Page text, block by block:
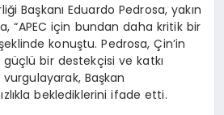
Başkanı Eduardo Pedrosa, yakın
“APEC için bundan daha kritik bir
konuştu. Pedrosa, Çin’in
güçlü bir destekçisi ve katkı
vurgulayarak, Başkan
beklediklerini ifade etti.